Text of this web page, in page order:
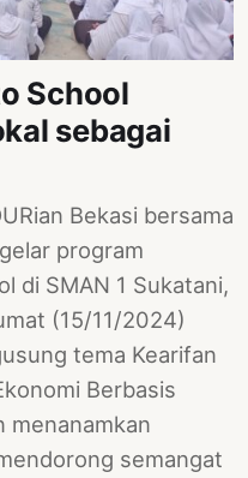
School
sebagai
Bekasi bersama
program
di SMAN 1 Sukatani,
(15/11/2024)
tema Kearifan
Berbasis
menanamkan
semangat